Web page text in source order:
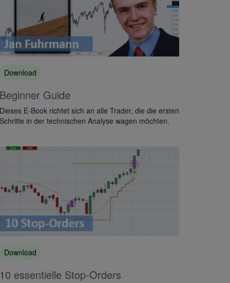
Download
Beginner Guide
Dieses E-Book richtet sich an alle Trader, die die ersten
Schritte in der technischen Analyse wagen möchten.
Download
10 essentielle Stop-Orders